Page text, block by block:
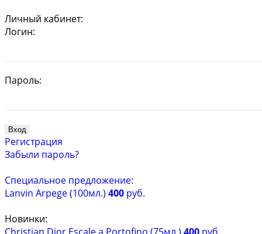
Личный кабинет:
Логин:
Пароль:
Регистрация
Забыли пароль?
Специальное предложение:
Lanvin Arpege (100мл.) 400 руб.
Новинки: